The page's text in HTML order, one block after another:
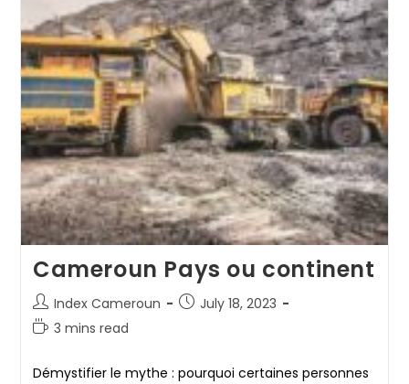
Cameroun Pays ou continent
Post
author:
Index Cameroun
PostJuly 18, 2023
Reading
3 mins read
Démystifier le mythe : pourquoi certaines personnes